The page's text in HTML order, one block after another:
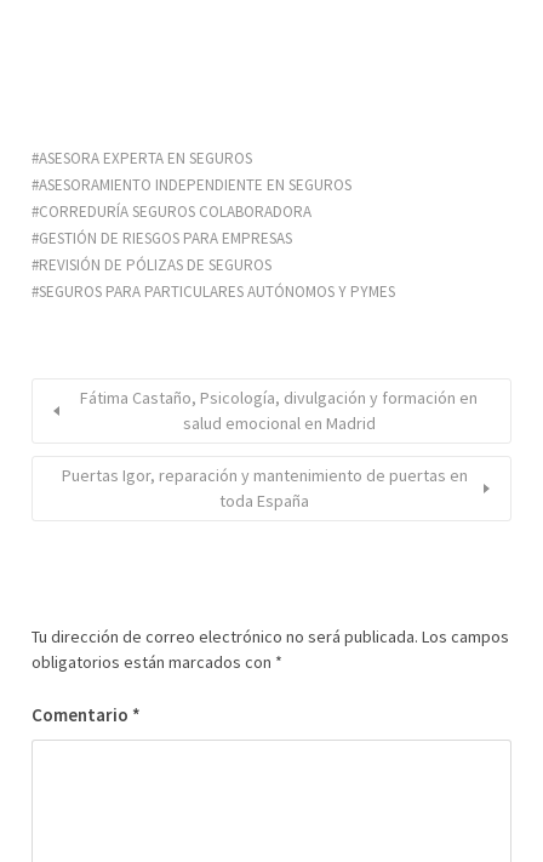
ASESORA EXPERTA EN SEGUROS
ASESORAMIENTO INDEPENDIENTE EN SEGUROS
CORREDURÍA SEGUROS COLABORADORA
GESTIÓN DE RIESGOS PARA EMPRESAS
REVISIÓN DE PÓLIZAS DE SEGUROS
SEGUROS PARA PARTICULARES AUTÓNOMOS Y PYMES
Fátima Castaño, Psicología, divulgación y formación en
salud emocional en Madrid
Puertas Igor, reparación y mantenimiento de puertas en
toda España
Tu dirección de correo electrónico no será publicada. Los campos
obligatorios están marcados con *
Comentario *